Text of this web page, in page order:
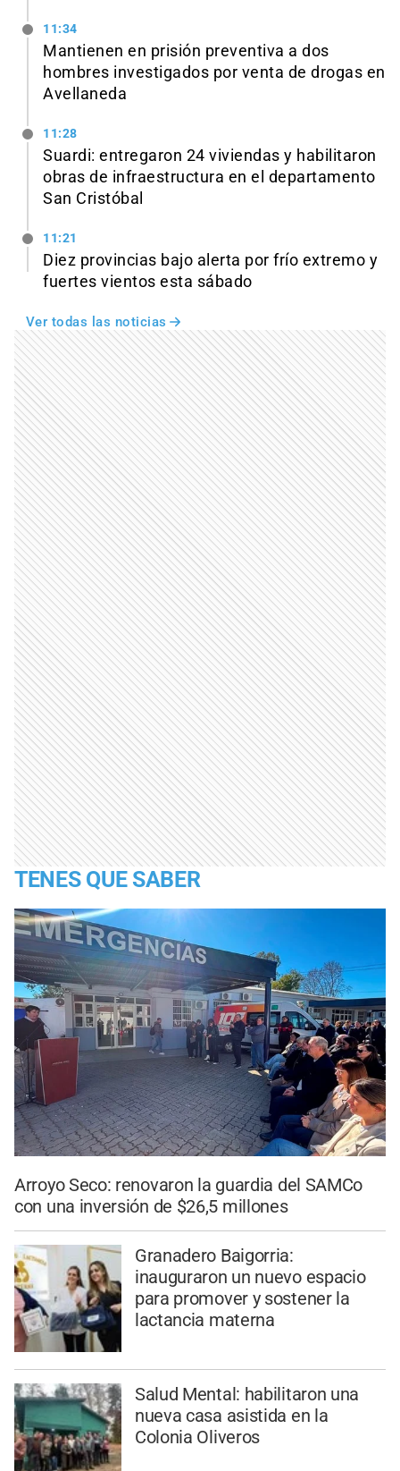
11:34
Mantienen en prisión preventiva a dos
hombres investigados por venta de drogas en
Avellaneda
11:28
Suardi: entregaron 24 viviendas y habilitaron
obras de infraestructura en el departamento
San Cristóbal
11:21
Diez provincias bajo alerta por frío extremo y
fuertes vientos esta sábado
Ver todas las noticias
TENES QUE SABER
Arroyo Seco: renovaron la guardia del SAMCo
con una inversión de $26,5 millones
Granadero Baigorria:
inauguraron un nuevo espacio
para promover y sostener la
lactancia materna
Salud Mental: habilitaron una
nueva casa asistida en la
Colonia Oliveros